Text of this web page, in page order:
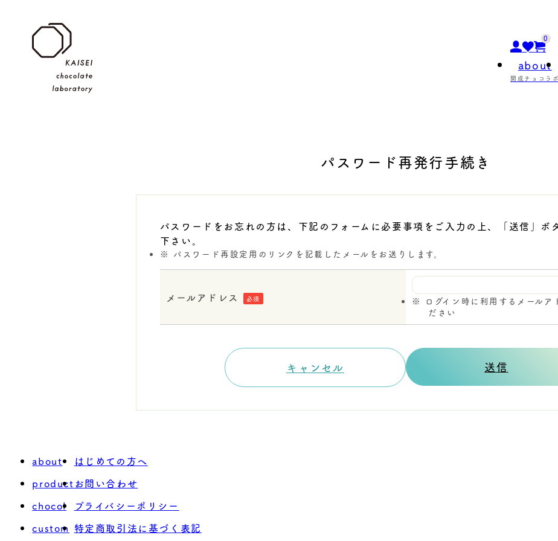
0
about
開成チョコラボ
パスワード再発行手続き
パスワードをお忘れの方は、下記のフォームに必要事項をご入力の上、「送信」ボ
下さい。
パスワード再設定用のリンクを記載したメールをお送りします。
メールアドレス 必須
ログイン時に利用するメールア
ださい
送信
キャンセル
about
product
chocol
custom
はじめての方へ
お問い合わせ
プライバシーポリシー
特定商取引法に基づく表記